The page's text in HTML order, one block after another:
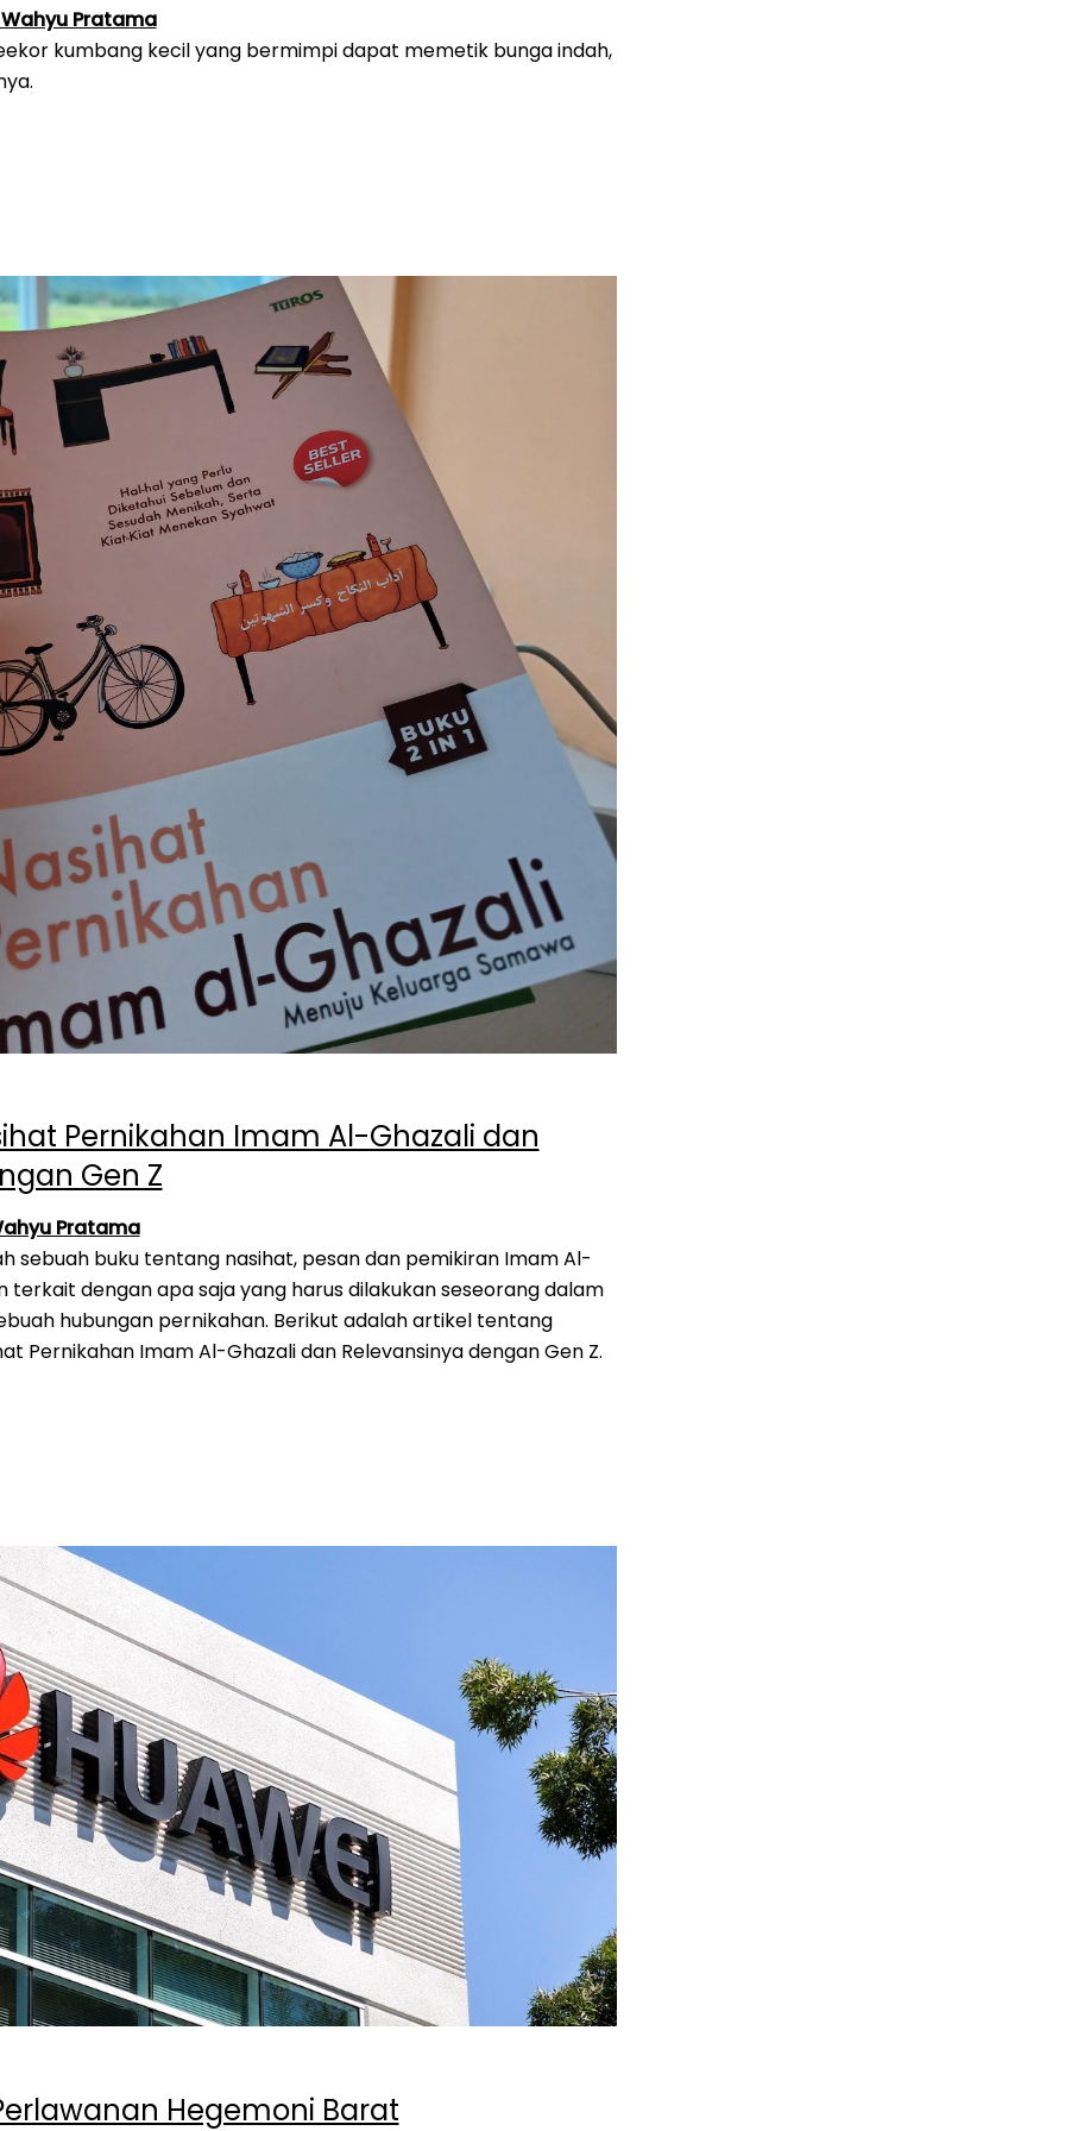
Pratama
Pernikahan Imam Al-Ghazali dan
Gen Z
Pratama
terkait dengan apa saja yang harus dilakukan seseorang dalam
hubungan pernikahan. Berikut adalah artikel tentang
Pernikahan Imam Al-Ghazali dan Relevansinya dengan Gen Z.
Hegemoni Barat